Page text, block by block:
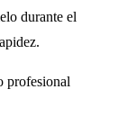
durante el
profesional